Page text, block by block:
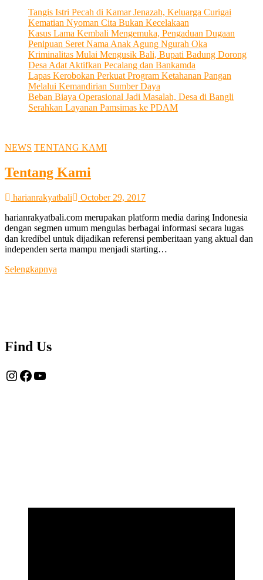
Tangis Istri Pecah di Kamar Jenazah, Keluarga Curigai
Kematian Nyoman Cita Bukan Kecelakaan
Kasus Lama Kembali Mengemuka, Pengaduan Dugaan
Penipuan Seret Nama Anak Agung Ngurah Oka
Kriminalitas Mulai Mengusik Bali, Bupati Badung Dorong
Desa Adat Aktifkan Pecalang dan Bankamda
Lapas Kerobokan Perkuat Program Ketahanan Pangan
Melalui Kemandirian Sumber Daya
Beban Biaya Operasional Jadi Masalah, Desa di Bangli
Serahkan Layanan Pamsimas ke PDAM
NEWS TENTANG KAMI
Tentang Kami
harianrakyatbali
October 29, 2017
harianrakyatbali.com merupakan platform media daring Indonesia
dengan segmen umum mengulas berbagai informasi secara lugas
dan kredibel untuk dijadikan referensi pemberitaan yang aktual dan
independen serta mampu menjadi starting…
Selengkapnya
Find Us
Instagram
Facebook
YouTube